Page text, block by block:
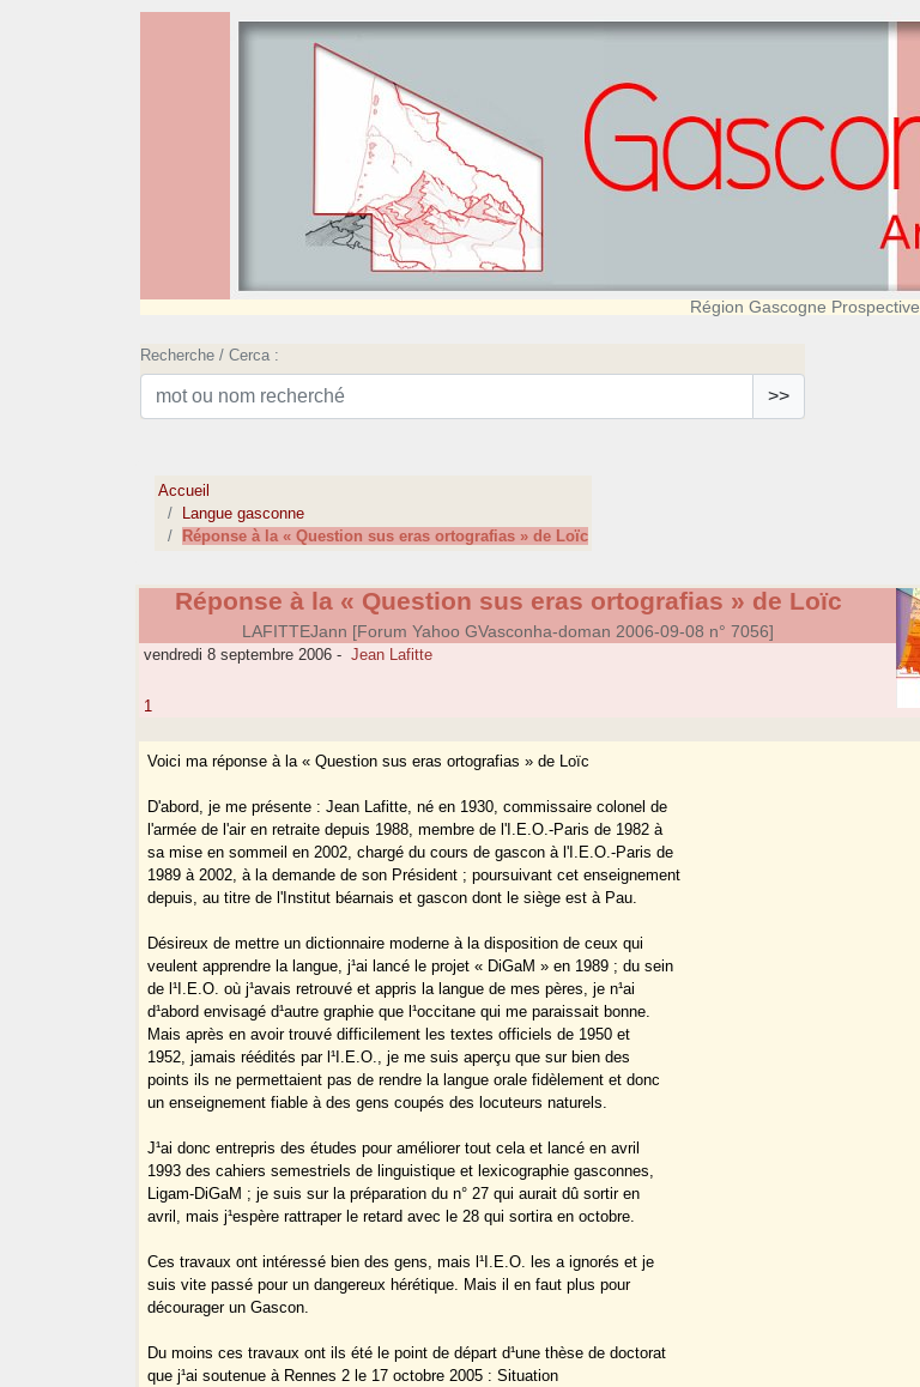
Région Gascogne Prospective
Recherche / Cerca :
>>
Accueil
Langue gasconne
Réponse à la « Question sus eras ortografias » de Loïc
Réponse à la « Question sus eras ortografias » de Loïc
LAFITTEJann [Forum Yahoo GVasconha-doman 2006-09-08 n° 7056]
vendredi 8 septembre 2006 - Jean Lafitte
1
Voici ma réponse à la « Question sus eras ortografias » de Loïc
D'abord, je me présente : Jean Lafitte, né en 1930, commissaire colonel de
l'armée de l'air en retraite depuis 1988, membre de l'I.E.O.-Paris de 1982 à
sa mise en sommeil en 2002, chargé du cours de gascon à l'I.E.O.-Paris de
1989 à 2002, à la demande de son Président ; poursuivant cet enseignement
depuis, au titre de l'Institut béarnais et gascon dont le siège est à Pau.
Désireux de mettre un dictionnaire moderne à la disposition de ceux qui
veulent apprendre la langue, j¹ai lancé le projet « DiGaM » en 1989 ; du sein
de l¹I.E.O. où j¹avais retrouvé et appris la langue de mes pères, je n¹ai
d¹abord envisagé d¹autre graphie que l¹occitane qui me paraissait bonne.
Mais après en avoir trouvé difficilement les textes officiels de 1950 et
1952, jamais réédités par l¹I.E.O., je me suis aperçu que sur bien des
points ils ne permettaient pas de rendre la langue orale fidèlement et donc
un enseignement fiable à des gens coupés des locuteurs naturels.
J¹ai donc entrepris des études pour améliorer tout cela et lancé en avril
1993 des cahiers semestriels de linguistique et lexicographie gasconnes,
Ligam-DiGaM ; je suis sur la préparation du n° 27 qui aurait dû sortir en
avril, mais j¹espère rattraper le retard avec le 28 qui sortira en octobre.
Ces travaux ont intéressé bien des gens, mais l¹I.E.O. les a ignorés et je
suis vite passé pour un dangereux hérétique. Mais il en faut plus pour
décourager un Gascon.
Du moins ces travaux ont ils été le point de départ d¹une thèse de doctorat
que j¹ai soutenue à Rennes 2 le 17 octobre 2005 : Situation